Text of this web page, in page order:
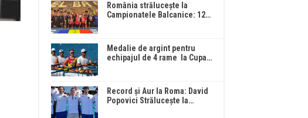
România strălucește la
Campionatele Balcanice: 12…
Medalie de argint pentru
echipajul de 4 rame la Cupa…
Record și Aur la Roma: David
Popovici Strălucește la…